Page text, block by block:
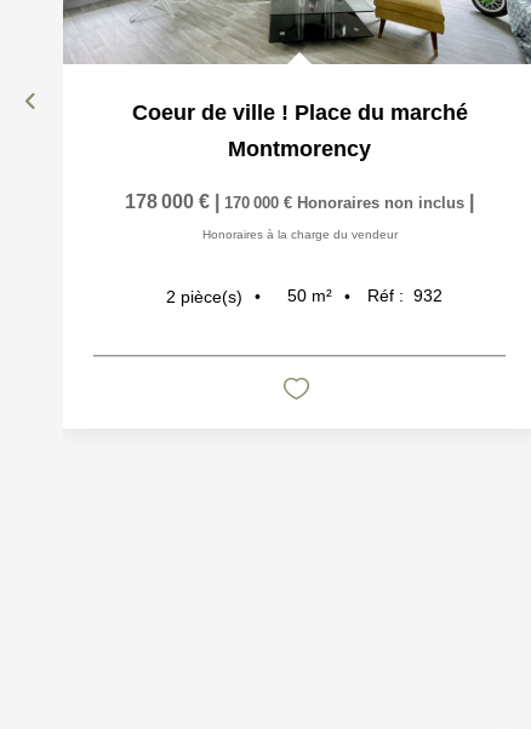
Coeur de ville ! Place du marché
Montmorency
178 000 € 170 000 € Honoraires non inclus
Honoraires à la charge du vendeur
2 pièce(s) 50 m² Réf : 932